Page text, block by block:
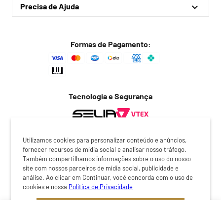
Utilizamos cookies para personalizar conteúdo e anúncios,
fornecer recursos de mídia social e analisar nosso tráfego.
Também compartilhamos informações sobre o uso do nosso
site com nossos parceiros de mídia social, publicidade e
análise. Ao clicar em Continuar, você concorda com o uso de
cookies e nossa Política de Privacidade
Lojas físicas
Precisa de Ajuda
Trocas e devoluções
Formas de Pagamento:
Tecnologia e Segurança
REGULAR
O preço exibido no checkout é o valor válido para a compra do